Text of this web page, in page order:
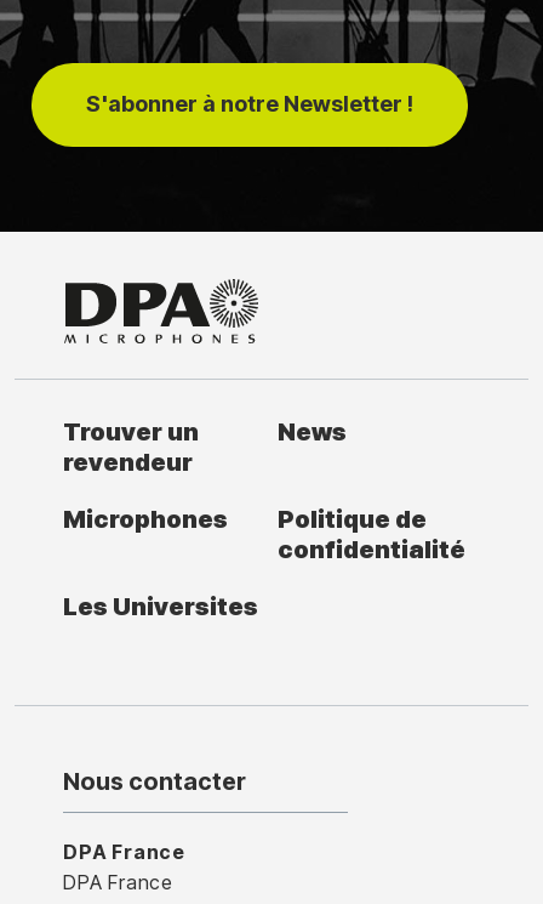
S'abonner à notre Newsletter !
Trouver un
revendeur
News
Microphones
Politique de
confidentialité
Les Universites
Nous contacter
DPA France
DPA France